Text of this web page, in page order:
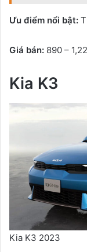
Ưu điểm nổi bật:
Giá bán: 890 –
Kia K3
Kia K3 2023